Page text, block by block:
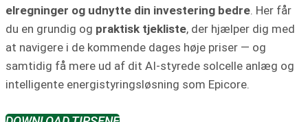
elregninger og udnytte din investering bedre. Her får
du en grundig og praktisk tjekliste, der hjælper dig med
at navigere i de kommende dages høje priser — og
samtidig få mere ud af dit AI-styrede solcelle anlæg og
intelligente energistyringsløsning som Epicore.